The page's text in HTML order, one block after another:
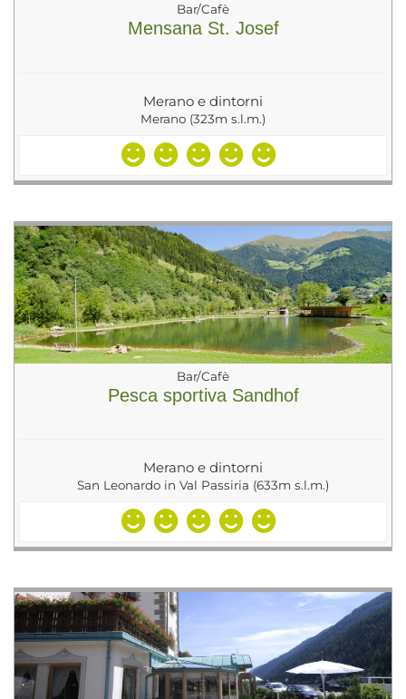
Bar/Cafè
Mensana St. Josef
Merano e dintorni
Merano (323m s.l.m.)
Bar/Cafè
Pesca sportiva Sandhof
Merano e dintorni
San Leonardo in Val Passiria (633m s.l.m.)